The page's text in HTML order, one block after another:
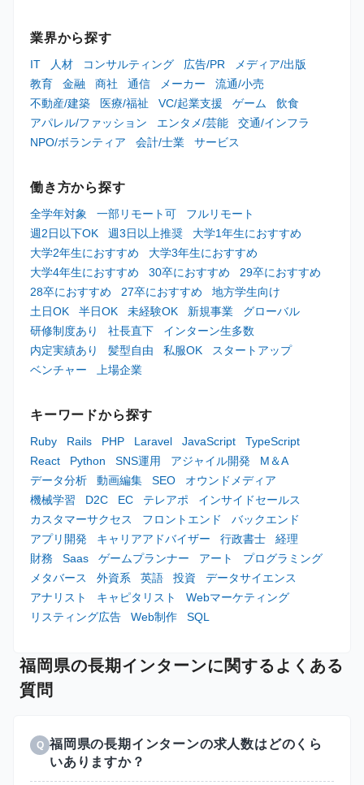
業界から探す
IT 人材 コンサルティング 広告/PR
メディア/出版
教育
金融 商社 通信 メーカー
流通/小売
不動産/建築
医療/福祉 VC/起業支援 ゲーム
飲食
アパレル/ファッション
エンタメ/芸能
交通/インフラ
NPO/ボランティア
会計/士業 サービス
働き方から探す
全学年対象 一部リモート可
フルリモート
週2日以下OK
週3日以上推奨
大学1年生におすすめ
大学2年生におすすめ
大学3年生におすすめ
大学4年生におすすめ
30卒におすすめ
29卒におすすめ
28卒におすすめ
27卒におすすめ
地方学生向け
土日OK
半日OK 未経験OK 新規事業
グローバル
研修制度あり
社長直下
インターン生多数
内定実績あり
髪型自由 私服OK
スタートアップ
ベンチャー
上場企業
キーワードから探す
Ruby Rails PHP Laravel JavaScript
TypeScript
React
Python SNS運用 アジャイル開発
M＆A
データ分析
動画編集 SEO
オウンドメディア
機械学習
D2C EC テレアポ
インサイドセールス
カスタマーサクセス
フロントエンド
バックエンド
アプリ開発
キャリアアドバイザー 行政書士
経理
財務
Saas ゲームプランナー アート
プログラミング
メタバース
外資系 英語 投資
データサイエンス
アナリスト
キャピタリスト
Webマーケティング
リスティング広告
Web制作 SQL
福岡県の長期インターンに関するよくある
質問
Q 福岡県の長期インターンの求人数はどのくら
いありますか？